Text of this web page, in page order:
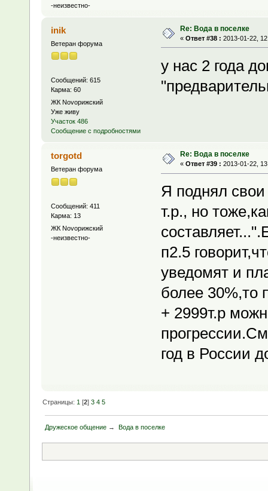
-неизвестно-
inik
Ветеран форума
Сообщений: 615
Карма: 60
ЖК Novoрижский
Уже живу
Участок 486
Сообщение с подробностями
Re: Вода в поселке
« Ответ #38 : 2013-01-22,
у нас 2 года
torgotd
Ветеран форума
Сообщений: 411
Карма: 13
ЖК Novoрижский
-неизвестно-
Re: Вода в поселке
« Ответ #39 : 2013-01-22,
Я поднял свои
т.р., но
п2.5
уведомят и
более 30%,то
+ 2999т.р
год в России
Страницы: 1 [2]3 4 5
Дружеское общение → Вода в поселке